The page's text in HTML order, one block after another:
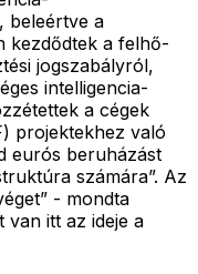
beleértve a
kezdődtek a felhő-
jogszabályról,
intelligencia-
a cégek
projektekhez való
eurós beruházást
számára”. Az
- mondta
itt az ideje a